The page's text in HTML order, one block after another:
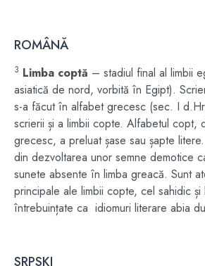
ROMÂNĂ
3 Limba coptă – stadiul final al limbii
asiatică de nord, vorbită în Egipt).
s-a făcut în alfabet grecesc (sec. I
scrierii și a limbii copte. Alfabetul copt,
grecesc, a preluat șase sau șapte
din dezvoltarea unor semne demotice
sunete absente în limba greacă. Sunt
principale ale limbii copte, cel sahidic și
întrebuințate ca idiomuri literare abia
SRPSKI